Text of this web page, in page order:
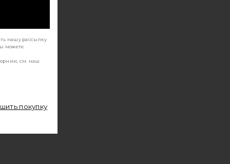
нашу рассылку
можете
см. наш
покупку